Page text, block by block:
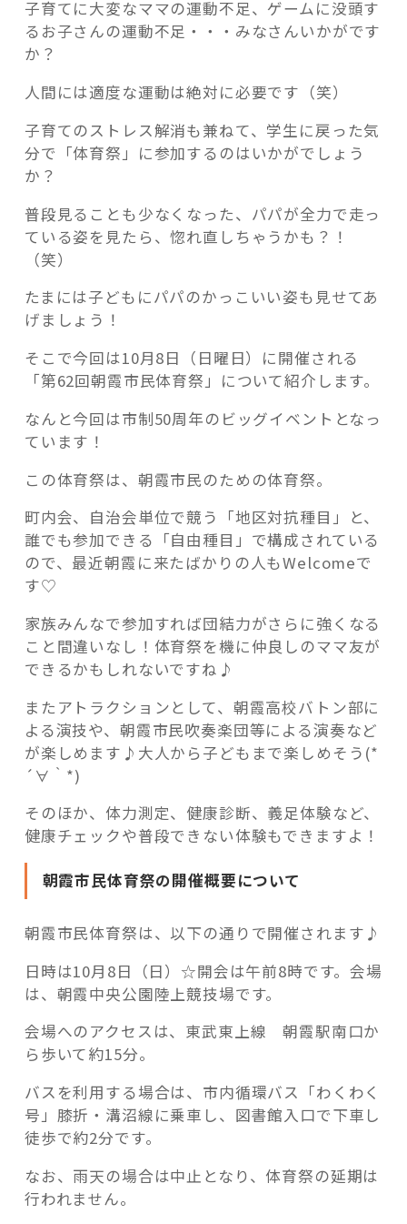
記事検索
祭」！？
「第
62
朝
霞
市
民
体
育
祭」
開
の
子育てに大変なママの運動不足、ゲームに没頭す
るお子さんの運動不足・・・みなさんいかがです
か？
人間には適度な運動は絶対に必要です（笑）
子育てのストレス解消も兼ねて、学生に戻った気
分で「体育祭」に参加するのはいかがでしょう
か？
普段見ることも少なくなった、パパが全力で走っ
ている姿を見たら、惚れ直しちゃうかも？！
（笑）
たまには子どもにパパのかっこいい姿も見せてあ
げましょう！
そこで今回は10月8日（日曜日）に開催される
「第62回朝霞市民体育祭」について紹介します。
なんと今回は市制50周年のビッグイベントとなっ
ています！
この体育祭は、朝霞市民のための体育祭。
町内会、自治会単位で競う「地区対抗種目」と、
誰でも参加できる「自由種目」で構成されている
ので、最近朝霞に来たばかりの人もWelcomeで
す♡
家族みんなで参加すれば団結力がさらに強くなる
こと間違いなし！体育祭を機に仲良しのママ友が
できるかもしれないですね♪
またアトラクションとして、朝霞高校バトン部に
よる演技や、朝霞市民吹奏楽団等による演奏など
が楽しめます♪大人から子どもまで楽しめそう(*
´∀｀*)
そのほか、体力測定、健康診断、義足体験など、
健康チェックや普段できない体験もできますよ！
朝霞市民体育祭の開催概要について
朝霞市民体育祭は、以下の通りで開催されます♪
日時は10月8日（日）☆開会は午前8時です。会場
は、朝霞中央公園陸上競技場です。
会場へのアクセスは、東武東上線 朝霞駅南口か
ら歩いて約15分。
バスを利用する場合は、市内循環バス「わくわく
号」膝折・溝沼線に乗車し、図書館入口で下車し
徒歩で約2分です。
なお、雨天の場合は中止となり、体育祭の延期は
行われません。